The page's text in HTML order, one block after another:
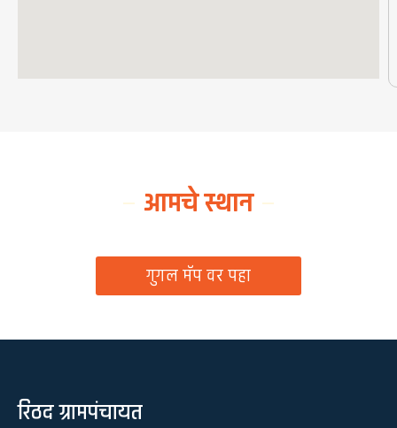
आमचे स्थान
गुगल मॅप वर पहा
रिठद ग्रामपंचायत